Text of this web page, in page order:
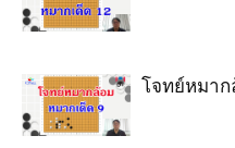
โจทย์หมาก